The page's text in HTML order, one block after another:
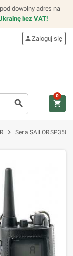
dowolny adres na
bez VAT!
search
personZaloguj się
shopping_cart
0
chevron_right Seria SAILOR SP3500